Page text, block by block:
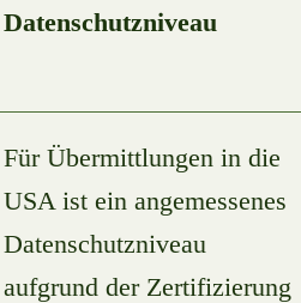
Datenschutzniveau
Für Übermittlungen in die
USA ist ein angemessenes
Datenschutzniveau
aufgrund der Zertifizierung